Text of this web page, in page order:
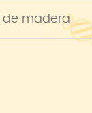
de madera